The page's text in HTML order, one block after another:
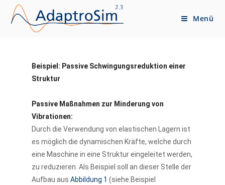
Menü
Beispiel: Passive Schwingungsreduktion einer
Struktur
Passive Maßnahmen zur Minderung von
Vibrationen:
Durch die Verwendung von elastischen Lagern ist
es möglich die dynamischen Kräfte, welche durch
eine Maschine in eine Struktur eingeleitet werden,
zu reduzieren. Als Beispiel soll an dieser Stelle der
Aufbau aus Abbildung 1 (siehe Beispiel